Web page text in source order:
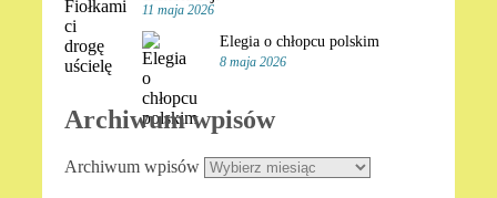
11 maja 2026
Elegia o chłopcu polskim
8 maja 2026
Archiwum wpisów
Archiwum wpisów